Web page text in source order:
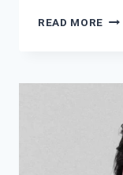
READ MORE
VIE